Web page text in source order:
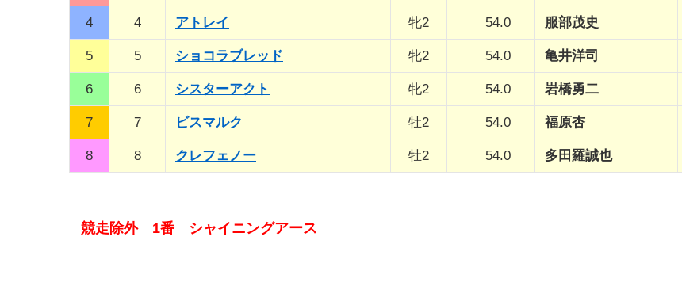
4 4 アトレイ 牝2 54.0 服部茂史
5 5 ショコラブレッド 牝2 54.0 亀井洋司
6 6 シスターアクト 牝2 54.0 岩橋勇二
7 7 ビスマルク 牡2 54.0 福原杏
8 8 クレフェノー 牡2 54.0 多田羅誠也
競走除外 1番 シャイニングアース